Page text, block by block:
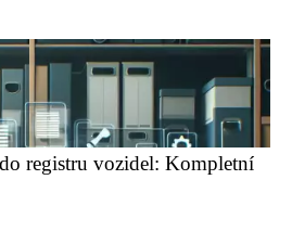
registru vozidel: Kompletní